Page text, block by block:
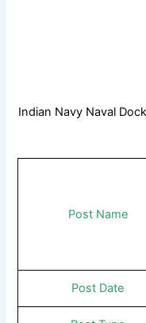
Indian Navy Naval
Post Name
Post Date